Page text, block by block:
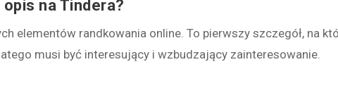
na Tindera?
elementów randkowania online. To pierwszy szczegół, na
musi być interesujący i wzbudzający zainteresowanie.